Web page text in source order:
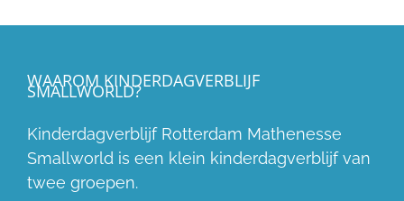
WAAROM KINDERDAGVERBLIJF
SMALLWORLD?
Kinderdagverblijf Rotterdam Mathenesse
Smallworld is een klein kinderdagverblijf van
twee groepen.